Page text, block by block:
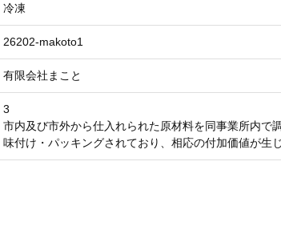
冷凍
26202-makoto1
有限会社まこと
3
市内及び市外から仕入れられた原材料を同事業所内で
味付け・パッキングされており、相応の付加価値が生